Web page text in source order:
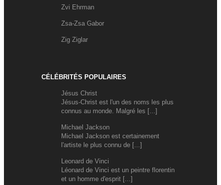
Zvi Ehrman
Zsa-Zsa Gabor
Zig Ziglar
CÉLÉBRITÉS POPULAIRES
Jésus Christ
Jésus-Christ est l'un des noms les plus
connus au monde. Malgré les [...]
Michael Jackson
Michael Jackson est certainement
l'artiste le plus connu de [...]
Leonard de Vinci
Léonard de Vinci est un peintre florentin
et un homme d'esprit [...]